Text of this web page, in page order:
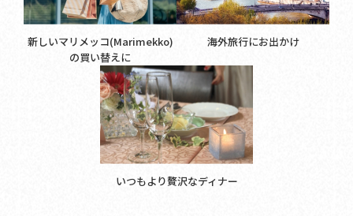
新しいマリメッコ(Marimekko)
の買い替えに
海外旅行にお出かけ
いつもより贅沢なディナー